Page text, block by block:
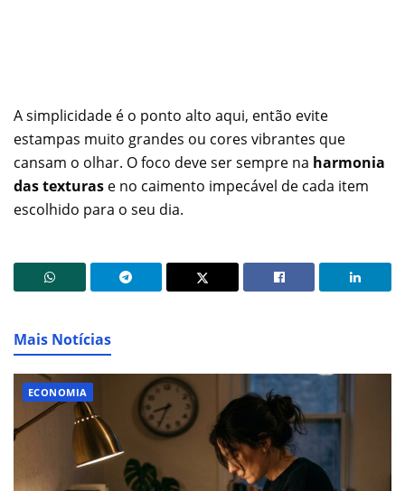
A simplicidade é o ponto alto aqui, então evite
estampas muito grandes ou cores vibrantes que
cansam o olhar. O foco deve ser sempre na harmonia
das texturas e no caimento impecável de cada item
escolhido para o seu dia.
Mais Notícias
ECONOMIA